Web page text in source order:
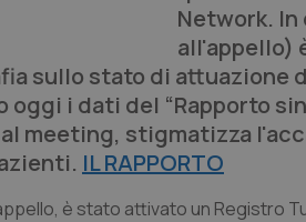
Network. In
all'appello)
sullo stato di attuazione
oggi i dati del “Rapporto
meeting, stigmatizza
IL RAPPORTO
è stato attivato un Registro